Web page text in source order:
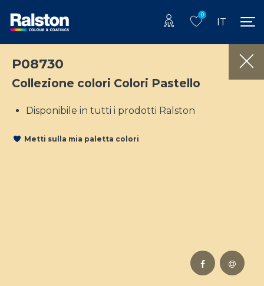
0
IT
P08730
Collezione colori Colori Pastello
Disponibile in tutti i prodotti Ralston
Metti sulla mia paletta colori